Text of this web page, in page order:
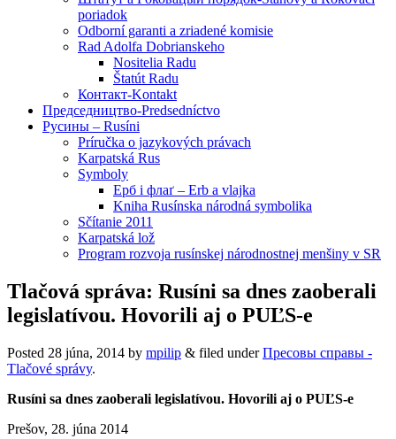
poriadok
Odborní garanti a zriadené komisie
Rad Adolfa Dobrianskeho
Nositelia Radu
Štatút Radu
Контакт-Kontakt
Председництво-Predsedníctvo
Русины – Rusíni
Príručka o jazykových právach
Karpatská Rus
Symboly
Ерб і флаґ – Erb a vlajka
Kniha Rusínska národná symbolika
Sčítanie 2011
Karpatská lož
Program rozvoja rusínskej národnostnej menšiny v SR
Tlačová správa: Rusíni sa dnes zaoberali
legislatívou. Hovorili aj o PUĽS-e
Posted 28 júna, 2014 by mpilip & filed underПресовы справы -
Tlačové správy.
Rusíni sa dnes zaoberali legislatívou. Hovorili aj o PUĽS-e
Prešov, 28. júna 2014